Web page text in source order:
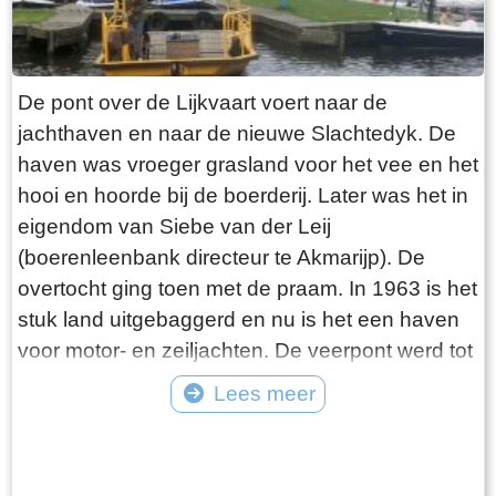
op de grootste boerderij onder Folsgara. De
boerderij omvat dan LXXX (80) ponden land,
waarvan “36 ponden Hooijland, 31 ponden
Grasland en 7 ponden Reijdland”. Het land ten
zuiden van de boerderij wordt het “lege meden”
genoemd, waaraan het rijeedmeer (rietmeer) ligt.
Het rijeedland (rietland) ligt tegen de “die grote
Rien”. Verder is er nog “6 ponden saedlant
leggende, om ende om op ende an Epas vors.
stins graft”. Deze stinsgracht omsloot de
stinswier en lag tegen het “saedland” aan. Een
andere naam die wordt gebruikt voor stinswier is
‘wijer’. Deze naam komen we tegen in het
De pont over de Lijkvaart voert naar de
jachthaven en naar de nieuwe Slachtedyk. De
haven was vroeger grasland voor het vee en het
hooi en hoorde bij de boerderij. Later was het in
eigendom van Siebe van der Leij
(boerenleenbank directeur te Akmarijp). De
overtocht ging toen met de praam. In 1963 is het
stuk land uitgebaggerd en nu is het een haven
voor motor- en zeiljachten. De veerpont werd tot
ongeveer 1995 nog in Heeg gebruikt en is door
de verplaatsing van de havenmond aldaar uit de
Lees meer